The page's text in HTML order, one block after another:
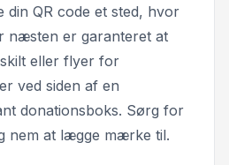
din QR code et sted, hvor
næsten er garanteret at
eller flyer for
ved siden af en
donationsboks. Sørg for
nem at lægge mærke til.